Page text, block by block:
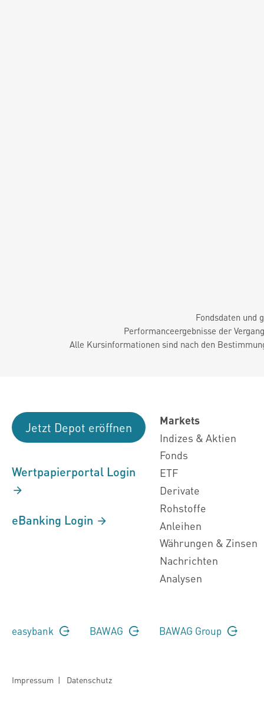
Fondsdaten und
Performanceergebnisse der
Alle Kursinformationen sind nach den
Jetzt Depot eröffnen
Wertpapierportal Login
eBanking Login
Markets
Indizes & Aktien
Fonds
ETF
Derivate
Rohstoffe
Anleihen
Währungen & Zinsen
Nachrichten
Analysen
easybank BAWAG BAWAG Group
Impressum | Datenschutz